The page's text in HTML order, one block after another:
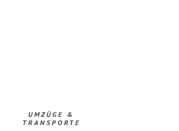
UMZÜGE &
TRANSPORTE